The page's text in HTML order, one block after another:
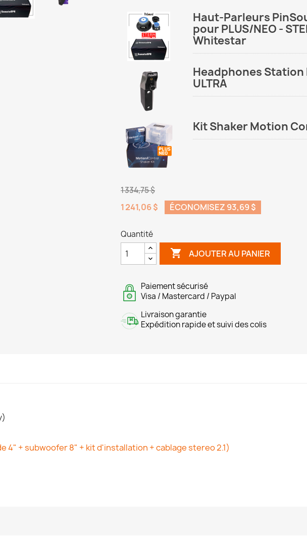
Haut-Parleurs
pour PLUS/NEO -
Whitestar
Headphones Station
ULTRA
Kit Shaker Motion
1 334,75 $
1 241,06 $ ÉCONOMISEZ 93,69 $
Quantité
 AJOUTER AU PANIER
Paiement sécurisé
Visa / Mastercard / Paypal
Livraison garantie
Expédition rapide et suivi des colis
4" + subwoofer 8" + kit d'installation + cablage stereo 2.1)